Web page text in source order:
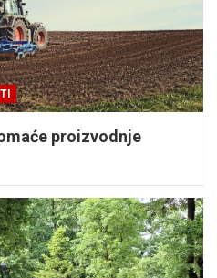
proizvodnje